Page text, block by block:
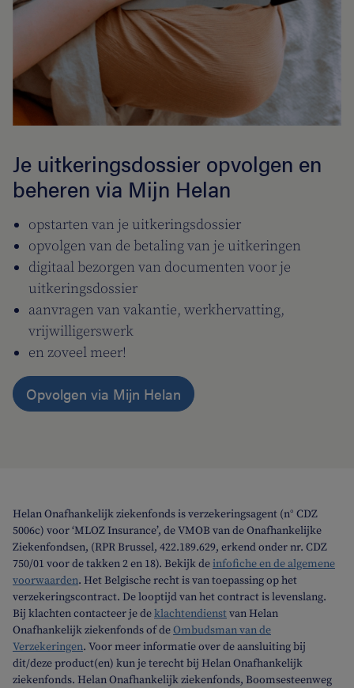
Je uitkeringsdossier opvolgen en
beheren via Mijn Helan
opstarten van je uitkeringsdossier
opvolgen van de betaling van je uitkeringen
digitaal bezorgen van documenten voor je
uitkeringsdossier
aanvragen van vakantie, werkhervatting,
vrijwilligerswerk
en zoveel meer!
Opvolgen via Mijn Helan
Helan Onafhankelijk ziekenfonds is verzekeringsagent (n° CDZ
5006c) voor ‘MLOZ Insurance’, de VMOB van de Onafhankelijke
Ziekenfondsen, (RPR Brussel, 422.189.629, erkend onder nr. CDZ
750/01 voor de takken 2 en 18). Bekijk deinfofiche en de algemene
voorwaarden. Het Belgische recht is van toepassing op het
verzekeringscontract. De looptijd van het contract is levenslang.
Bij klachten contacteer je deklachtendienstvan Helan
Onafhankelijk ziekenfonds of deOmbudsman van de
Verzekeringen. Voor meer informatie over de aansluiting bij
dit/deze product(en) kun je terecht bij Helan Onafhankelijk
ziekenfonds. Helan Onafhankelijk ziekenfonds, Boomsesteenweg